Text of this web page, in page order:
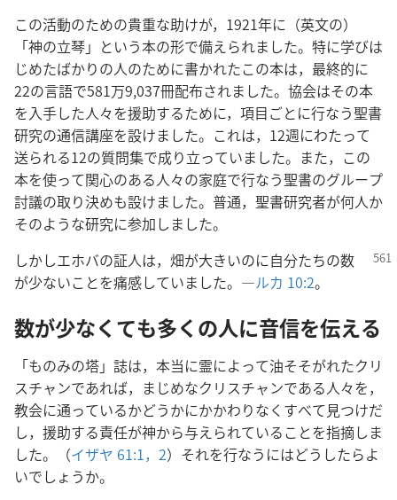
この活動のための貴重な助けが，1921年に（英文の）
「神の立琴」という本の形で備えられました。特に学びは
じめたばかりの人のために書かれたこの本は，最終的に
22の言語で581万9,037冊配布されました。協会はその本
を入手した人々を援助するために，項目ごとに行なう聖書
研究の通信講座を設けました。これは，12週にわたって
送られる12の質問集で成り立っていました。また，この
本を使って関心のある人々の家庭で行なう聖書のグループ
討議の取り決めも設けました。普通，聖書研究者が何人か
そのような研究に参加しました。
しかしエホバの証人は，畑が大きいのに自分たちの数
が少ないことを痛感していました。―ルカ 10:2。
数が少なくても多くの人に音信を伝える
「ものみの塔」誌は，本当に霊によって油そそがれたクリ
スチャンであれば，まじめなクリスチャンである人々を，
教会に通っているかどうかにかかわりなくすべて見つけだ
し，援助する責任が神から与えられていることを指摘しま
した。（イザヤ 61:1，2）それを行なうにはどうしたらよ
いでしょうか。